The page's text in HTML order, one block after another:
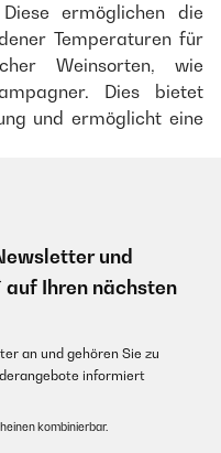
ermöglichen die
Temperaturen für
Weinsorten, wie
Dies bietet
und ermöglicht eine
und
Ihren nächsten
an und gehören Sie zu
informiert
kombinierbar.